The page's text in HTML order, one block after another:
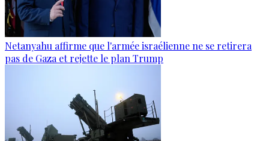
Netanyahu affirme que l'armée israélienne ne se retirera
pas de Gaza et rejette le plan Trump